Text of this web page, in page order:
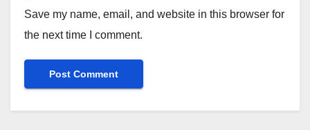
Save my name, email, and website in this browser for
the next time I comment.